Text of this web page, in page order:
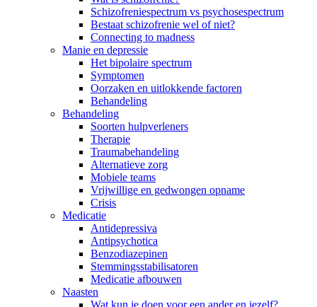
Schizofreniespectrum vs psychosespectrum
Bestaat schizofrenie wel of niet?
Connecting to madness
Manie en depressie
Het bipolaire spectrum
Symptomen
Oorzaken en uitlokkende factoren
Behandeling
Behandeling
Soorten hulpverleners
Therapie
Traumabehandeling
Alternatieve zorg
Mobiele teams
Vrijwillige en gedwongen opname
Crisis
Medicatie
Antidepressiva
Antipsychotica
Benzodiazepinen
Stemmingsstabilisatoren
Medicatie afbouwen
Naasten
Wat kun je doen voor een ander en jezelf?